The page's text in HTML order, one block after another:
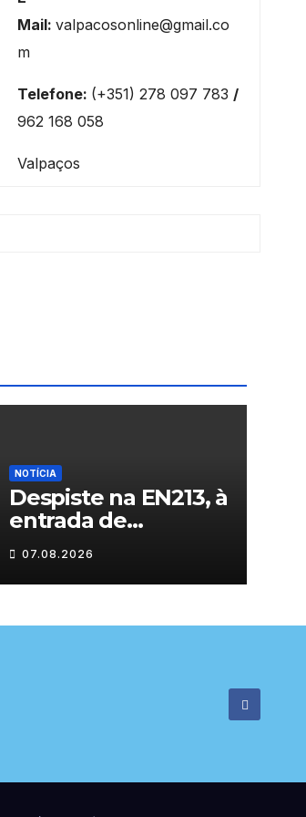
Mail: valpacosonline@gmail.co
m
Telefone: (+351) 278 097 783 /
962 168 058
Valpaços
NOTÍCIA
Despiste na EN213, à
entrada de
Vilarandelo
07.08.2026